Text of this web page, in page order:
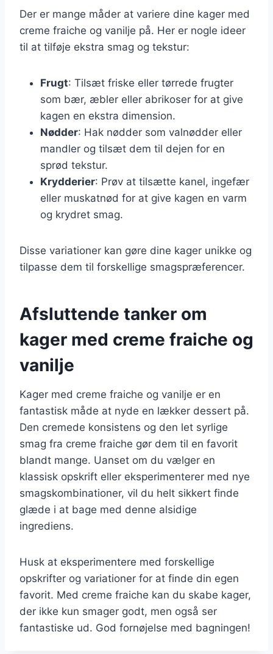
Der er mange måder at variere dine kager med
creme fraiche og vanilje på. Her er nogle ideer
til at tilføje ekstra smag og tekstur:
Frugt: Tilsæt friske eller tørrede frugter
som bær, æbler eller abrikoser for at give
kagen en ekstra dimension.
Nødder: Hak nødder som valnødder eller
mandler og tilsæt dem til dejen for en
sprød tekstur.
Krydderier: Prøv at tilsætte kanel, ingefær
eller muskatnød for at give kagen en varm
og krydret smag.
Disse variationer kan gøre dine kager unikke og
tilpasse dem til forskellige smagspræferencer.
Afsluttende tanker om
kager med creme fraiche og
vanilje
Kager med creme fraiche og vanilje er en
fantastisk måde at nyde en lækker dessert på.
Den cremede konsistens og den let syrlige
smag fra creme fraiche gør dem til en favorit
blandt mange. Uanset om du vælger en
klassisk opskrift eller eksperimenterer med nye
smagskombinationer, vil du helt sikkert finde
glæde i at bage med denne alsidige
ingrediens.
Husk at eksperimentere med forskellige
opskrifter og variationer for at finde din egen
favorit. Med creme fraiche kan du skabe kager,
der ikke kun smager godt, men også ser
fantastiske ud. God fornøjelse med bagningen!